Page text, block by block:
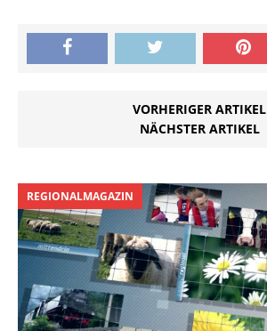
VORHERIGER ARTIKEL
NÄCHSTER ARTIKEL
REGIONALMAGAZIN